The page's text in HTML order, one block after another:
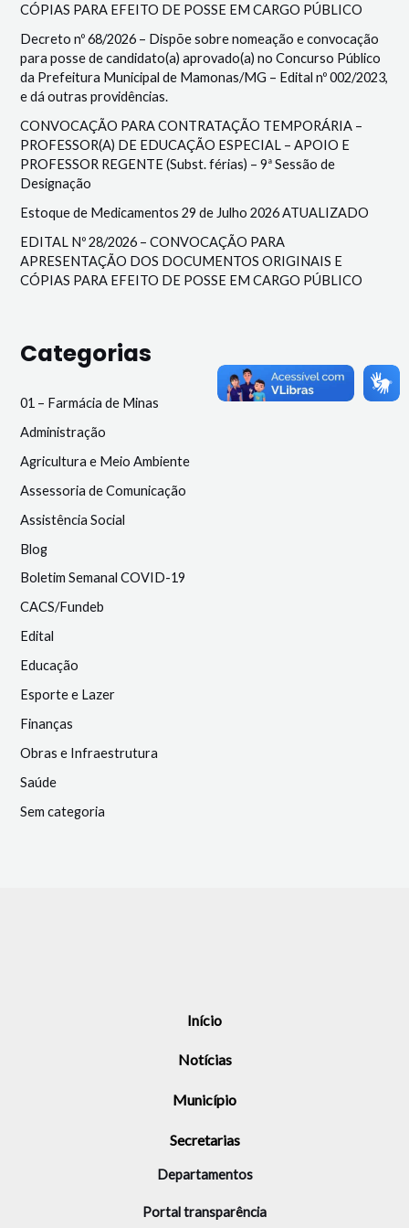
CÓPIAS PARA EFEITO DE POSSE EM CARGO PÚBLICO
Decreto nº 68/2026 – Dispõe sobre nomeação e convocação
para posse de candidato(a) aprovado(a) no Concurso Público
da Prefeitura Municipal de Mamonas/MG – Edital nº 002/2023,
e dá outras providências.
CONVOCAÇÃO PARA CONTRATAÇÃO TEMPORÁRIA –
PROFESSOR(A) DE EDUCAÇÃO ESPECIAL – APOIO E
PROFESSOR REGENTE (Subst. férias) – 9ª Sessão de
Designação
Estoque de Medicamentos 29 de Julho 2026 ATUALIZADO
EDITAL Nº 28/2026 – CONVOCAÇÃO PARA
APRESENTAÇÃO DOS DOCUMENTOS ORIGINAIS E
CÓPIAS PARA EFEITO DE POSSE EM CARGO PÚBLICO
Categorias
01 – Farmácia de Minas
Administração
Agricultura e Meio Ambiente
Assessoria de Comunicação
Assistência Social
Blog
Boletim Semanal COVID-19
CACS/Fundeb
Edital
Educação
Esporte e Lazer
Finanças
Obras e Infraestrutura
Saúde
Sem categoria
Início
Notícias
Município
Secretarias
Departamentos
Portal transparência